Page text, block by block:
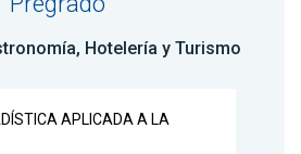
Hotelería y Turismo
APLICADA A LA